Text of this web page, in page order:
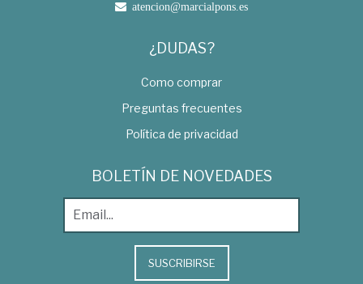
atencion@marcialpons.es
¿DUDAS?
Como comprar
Preguntas frecuentes
Política de privacidad
BOLETÍN DE NOVEDADES
SUSCRIBIRSE